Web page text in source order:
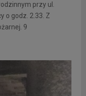
przy ul.
o godz. 2.33. Z
9